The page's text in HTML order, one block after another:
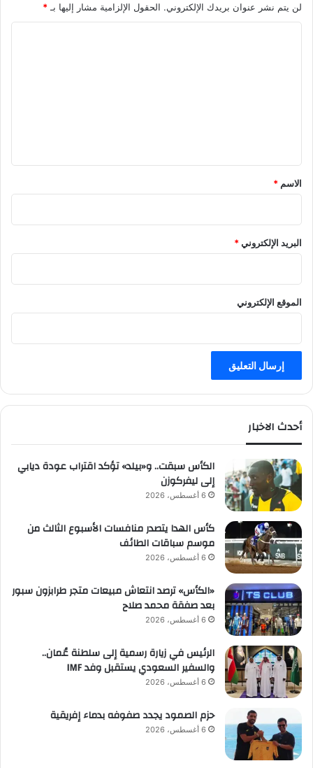
لن يتم نشر عنوان بريدك الإلكتروني. الحقول الإلزامية مشار إليها بـ *
*
الاسم *
البريد الإلكتروني*
الموقع الإلكتروني
أحدث الاخبار
الكأس سبقت.. و«بيلد» تؤكد اقتراب عودة ديابي
إلى ليفركوزن
6 أغسطس، 2026
كأس الهدا يتصدر منافسات الأسبوع الثالث من
موسم سباقات الطائف
6 أغسطس، 2026
«الكأس» ترصد انتعاش مبيعات متجر طرابزون سبور
بعد صفقة محمد صلاح
6 أغسطس، 2026
الرئيس في زيارة رسمية إلى سلطنة عُمان..
والسفير السعودي يستقبل وفد IMF
6 أغسطس، 2026
حزم الصمود يجدد صفوفه بدماء إفريقية
6 أغسطس، 2026